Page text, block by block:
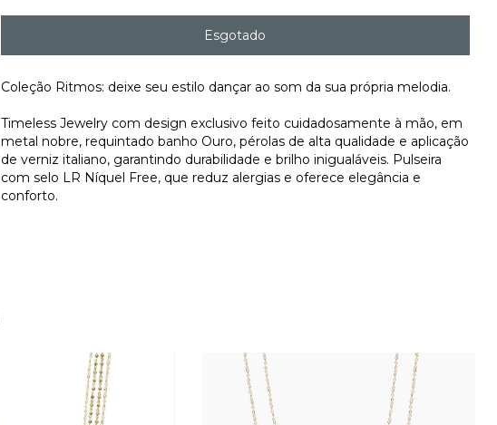
Coleção Ritmos: deixe seu estilo dançar ao som da sua própria melodia.
Timeless Jewelry com design exclusivo feito cuidadosamente à mão, em
metal nobre, requintado banho Ouro, pérolas de alta qualidade e aplicação
de verniz italiano, garantindo durabilidade e brilho inigualáveis. Pulseira
com selo LR Níquel Free, que reduz alergias e oferece elegância e
conforto.